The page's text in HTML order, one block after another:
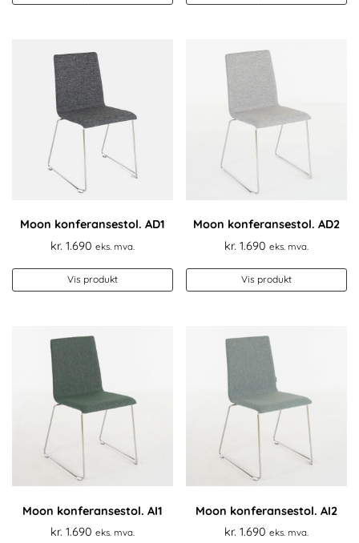
Moon konferansestol. AD1
kr. 1.690 eks. mva.
Vis produkt
Moon konferansestol. AD2
kr. 1.690 eks. mva.
Vis produkt
Moon konferansestol. AI1
kr. 1.690 eks. mva.
Moon konferansestol. AI2
kr. 1.690 eks. mva.